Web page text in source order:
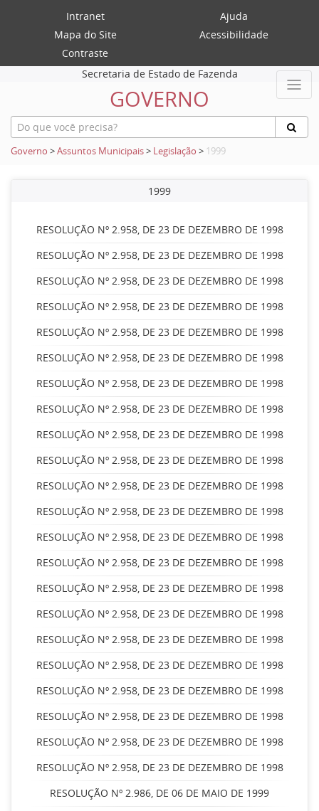
Intranet
Ajuda
Mapa do Site
Acessibilidade
Contraste
Secretaria de Estado de Fazenda
GOVERNO
Governo >Assuntos Municipais> Legislação > 1999
1999
RESOLUÇÃO Nº 2.958, DE 23 DE DEZEMBRO DE 1998
RESOLUÇÃO Nº 2.958, DE 23 DE DEZEMBRO DE 1998
RESOLUÇÃO Nº 2.958, DE 23 DE DEZEMBRO DE 1998
RESOLUÇÃO Nº 2.958, DE 23 DE DEZEMBRO DE 1998
RESOLUÇÃO Nº 2.958, DE 23 DE DEZEMBRO DE 1998
RESOLUÇÃO Nº 2.958, DE 23 DE DEZEMBRO DE 1998
RESOLUÇÃO Nº 2.958, DE 23 DE DEZEMBRO DE 1998
RESOLUÇÃO Nº 2.958, DE 23 DE DEZEMBRO DE 1998
RESOLUÇÃO Nº 2.958, DE 23 DE DEZEMBRO DE 1998
RESOLUÇÃO Nº 2.958, DE 23 DE DEZEMBRO DE 1998
RESOLUÇÃO Nº 2.958, DE 23 DE DEZEMBRO DE 1998
RESOLUÇÃO Nº 2.958, DE 23 DE DEZEMBRO DE 1998
RESOLUÇÃO Nº 2.958, DE 23 DE DEZEMBRO DE 1998
RESOLUÇÃO Nº 2.958, DE 23 DE DEZEMBRO DE 1998
RESOLUÇÃO Nº 2.958, DE 23 DE DEZEMBRO DE 1998
RESOLUÇÃO Nº 2.958, DE 23 DE DEZEMBRO DE 1998
RESOLUÇÃO Nº 2.958, DE 23 DE DEZEMBRO DE 1998
RESOLUÇÃO Nº 2.958, DE 23 DE DEZEMBRO DE 1998
RESOLUÇÃO Nº 2.958, DE 23 DE DEZEMBRO DE 1998
RESOLUÇÃO Nº 2.958, DE 23 DE DEZEMBRO DE 1998
RESOLUÇÃO Nº 2.958, DE 23 DE DEZEMBRO DE 1998
RESOLUÇÃO Nº 2.958, DE 23 DE DEZEMBRO DE 1998
RESOLUÇÃO Nº 2.986, DE 06 DE MAIO DE 1999